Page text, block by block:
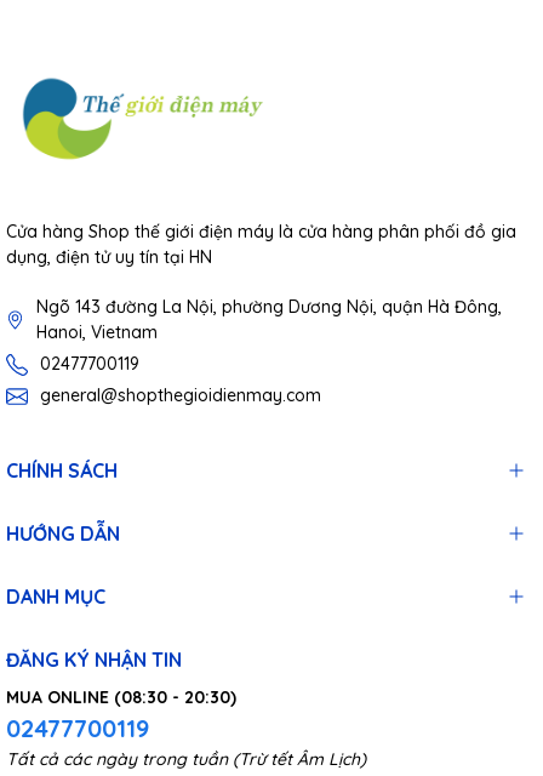
Cửa hàng Shop thế giới điện máy là cửa hàng phân phối đồ gia
dụng, điện tử uy tín tại HN
Ngõ 143 đường La Nội, phường Dương Nội, quận Hà Đông,
Hanoi, Vietnam
02477700119
general@shopthegioidienmay.com
CHÍNH SÁCH
HƯỚNG DẪN
DANH MỤC
ĐĂNG KÝ NHẬN TIN
MUA ONLINE (08:30 - 20:30)
02477700119
Tất cả các ngày trong tuần (Trừ tết Âm Lịch)